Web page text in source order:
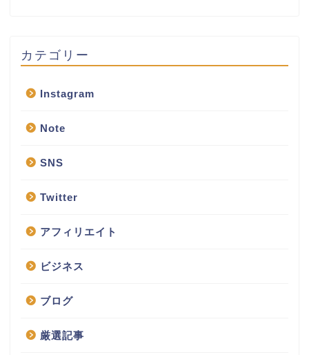
カテゴリー
Instagram
Note
SNS
Twitter
アフィリエイト
ビジネス
ブログ
厳選記事